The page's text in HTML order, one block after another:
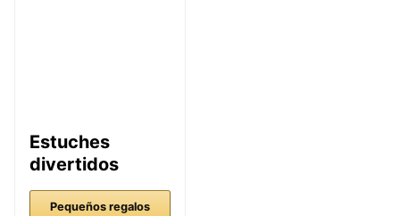
Estuches
divertidos
Pequeños regalos